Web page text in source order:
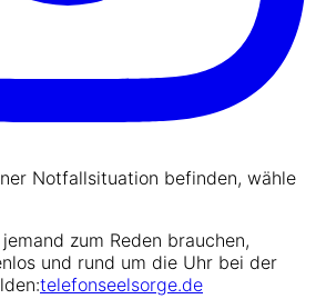
Notfallsituation befinden, wähle
zum Reden brauchen,
und rund um die Uhr bei der
telefonseelsorge.de